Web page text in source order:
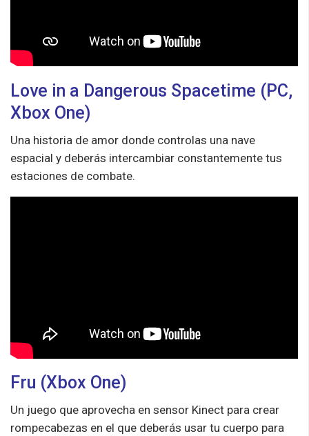
Love in a Dangerous Spacetime (PC,
Xbox One)
Una historia de amor donde controlas una nave
espacial y deberás intercambiar constantemente tus
estaciones de combate.
Fru (Xbox One)
Un juego que aprovecha en sensor Kinect para crear
rompecabezas en el que deberás usar tu cuerpo para